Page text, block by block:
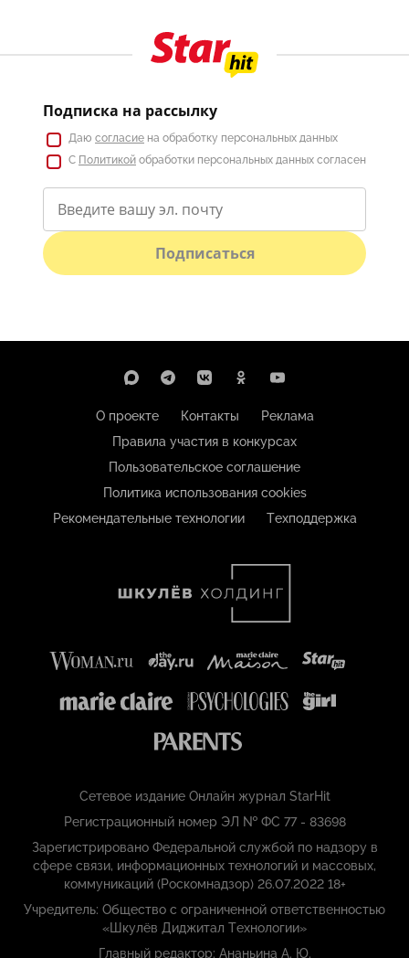
Подписка на рассылку
Даю согласие на обработку персональных данных
С Политикой обработки персональных данных согласен
Подписаться
О проекте Контакты
Реклама
Правила участия в конкурсах
Пользовательское соглашение
Политика использования cookies
Рекомендательные технологии
Техподдержка
Сетевое издание Онлайн журнал StarHit
Регистрационный номер ЭЛ № ФС 77 - 83698
Зарегистрировано Федеральной службой по надзору в
сфере связи, информационных технологий и массовых,
коммуникаций (Роскомнадзор) 26.07.2022 18+
Учредитель: Общество с ограниченной ответственностью
«Шкулёв Диджитал Технологии»
Главный редактор: Ананьина А. Ю.